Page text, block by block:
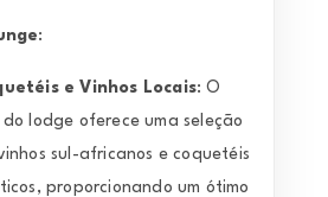
:
e Vinhos Locais: O
do lodge oferece uma seleção
sul-africanos e coquetéis
proporcionando um ótimo